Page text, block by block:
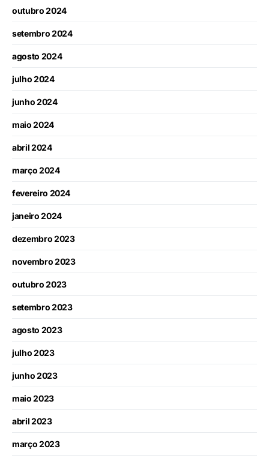
outubro 2024
setembro 2024
agosto 2024
julho 2024
junho 2024
maio 2024
abril 2024
março 2024
fevereiro 2024
janeiro 2024
dezembro 2023
novembro 2023
outubro 2023
setembro 2023
agosto 2023
julho 2023
junho 2023
maio 2023
abril 2023
março 2023